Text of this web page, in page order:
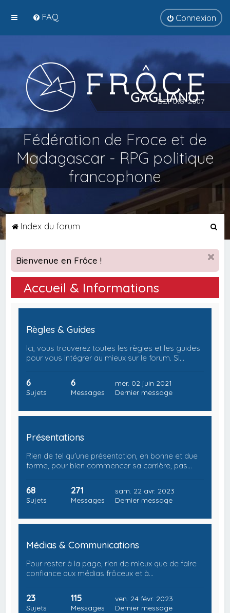
FAQ Connexion
Fédération de Froce et de
Madagascar - RPG politique
francophone
Index du forum
c
h
r
Bienvenue en Frôce !
Accueil & Informations
Règles & Guides
Ici, vous trouverez toutes les règles et les guides
pour vous intégrer au mieux sur le forum. Si…
6
Sujets
6
Messages
mer. 02 juin 2021
Dernier message
Présentations
Rien de tel qu'une présentation, en bonne et due
forme, pour bien commencer sa carrière, pas…
68
Sujets
271
Messages
sam. 22 avr. 2023
Dernier message
Médias & Communications
Pour rester à la page, rien de mieux que de faire
confiance aux médias frôceux et à…
23
Sujets
115
Messages
ven. 24 févr. 2023
Dernier message